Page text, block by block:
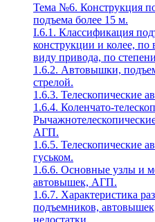
Тема №6. Конструкция
подъема более 15 м.
I.6.1. Классификация
конструкции и колее,
виду привода, по
1.6.2. Автовышки,
стрелой.
1.6.3. Телескопические
1.6.4. Коленчато-
АГП.
1.6.5. Телескопические
гуськом.
1.6.6. Основные узлы и
автовышек, АГП.
1.6.7. Характеристика
подъемников,
недостатки.